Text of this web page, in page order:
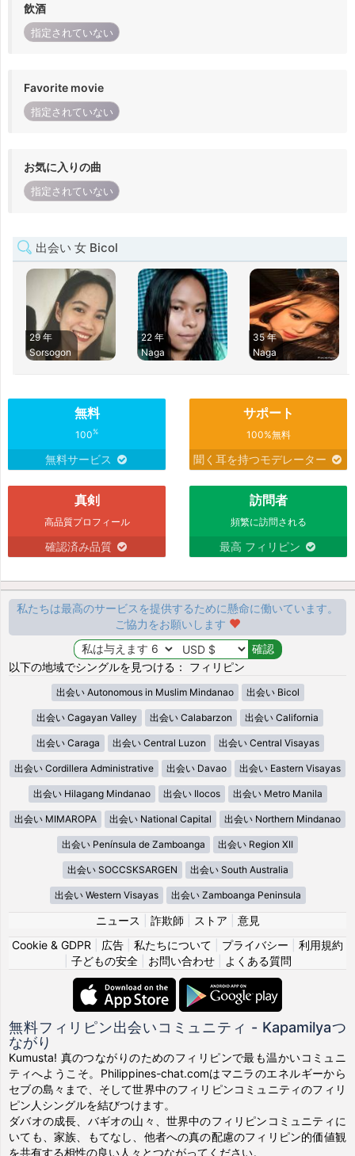
飲酒
指定されていない
Favorite movie
指定されていない
お気に入りの曲
指定されていない
出会い 女 Bicol
29 年
Sorsogon
22 年
Naga
35 年
Naga
無料
100%
無料サービス
サポート
100%無料
聞く耳を持つモデレーター
真剣
高品質プロフィール
確認済み品質
訪問者
頻繁に訪問される
最高 フィリピン
私たちは最高のサービスを提供するために懸命に働いています。
ご協力をお願いします
以下の地域でシングルを見つける： フィリピン
出会い Autonomous in Muslim Mindanao 出会い Bicol
出会い Cagayan Valley 出会い Calabarzon 出会い California
出会い Caraga 出会い Central Luzon 出会い Central Visayas
出会い Cordillera Administrative 出会い Davao 出会い Eastern Visayas
出会い Hilagang Mindanao 出会い Ilocos 出会い Metro Manila
出会い MIMAROPA 出会い National Capital 出会い Northern Mindanao
出会い Península de Zamboanga 出会い Region XII
出会い SOCCSKSARGEN 出会い South Australia
出会い Western Visayas 出会い Zamboanga Peninsula
ニュース 詐欺師 ストア
意見
Cookie & GDPR
広告 私たちについて プライバシー
利用規約
子どもの安全| お問い合わせ| よくある質問
無料フィリピン出会いコミュニティ - Kapamilyaつ
ながり
Kumusta! 真のつながりのためのフィリピンで最も温かいコミュニ
ティへようこそ。Philippines-chat.comはマニラのエネルギーから
セブの島々まで、そして世界中のフィリピンコミュニティのフィリ
ピン人シングルを結びつけます。
ダバオの成長、バギオの山々、世界中のフィリピンコミュニティに
いても、家族、もてなし、他者への真の配慮のフィリピン的価値観
を共有する相性の良い人々とつながってください。